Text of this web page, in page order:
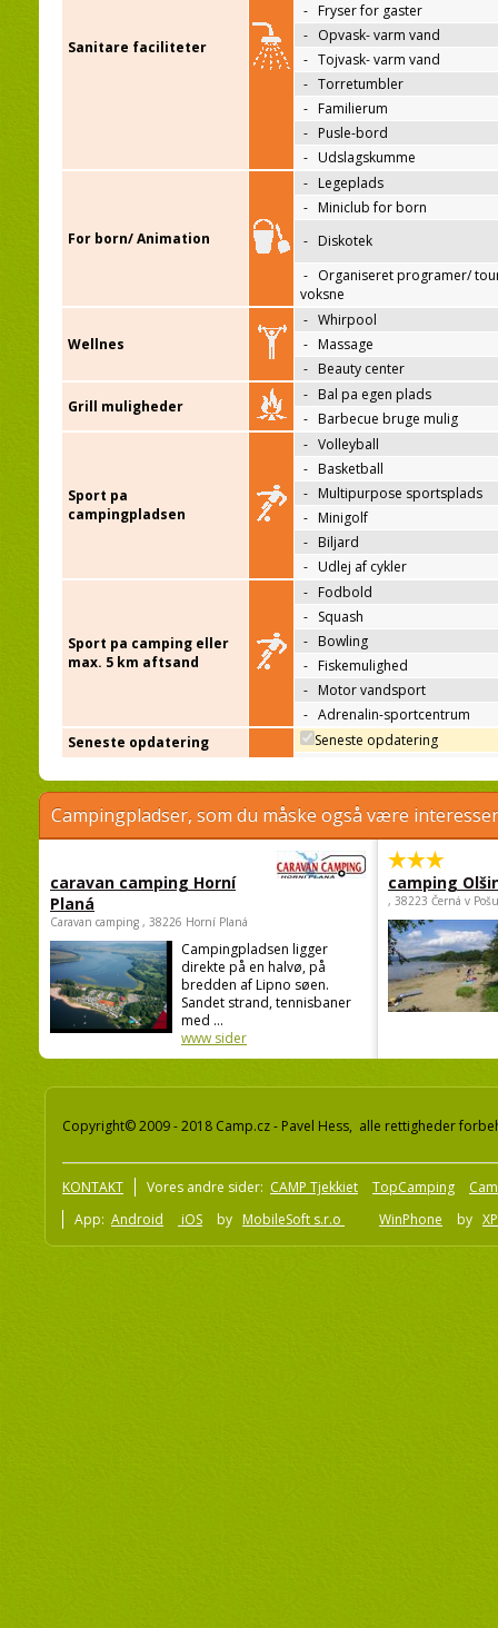
Sanitare faciliteter
- Fryser for gaster
- Opvask- varm vand
- Tojvask- varm vand
- Torretumbler
- Familierum
- Pusle-bord
- Udslagskumme
For born/ Animation
- Legeplads
- Miniclub for born
- Diskotek
- Organiseret programer/
voksne
Wellnes
- Whirpool
- Massage
- Beauty center
Grill muligheder
- Bal pa egen plads
- Barbecue bruge mulig
Sport pa
campingpladsen
- Volleyball
- Basketball
- Multipurpose sportsplads
- Minigolf
- Biljard
- Udlej af cykler
Sport pa camping eller
max. 5 km aftsand
- Fodbold
- Squash
- Bowling
- Fiskemulighed
- Motor vandsport
- Adrenalin-sportcentrum
Seneste opdatering
Seneste opdatering
Campingpladser, som du måske også være
caravan camping Horní
Planá
Caravan camping , 38226 Horní Planá
Campingpladsen ligger
direkte på en halvø, på
bredden af Lipno søen.
Sandet strand, tennisbaner
med ...
www sider
camping
, 38223 Černá v
Copyright© 2009 - 2018 Camp.cz - Pavel Hess, alle rettigheder
KONTAKT Vores andre sider: CAMP Tjekkiet TopCamping
App: Android iOS by MobileSoft s.r.o WinPhone by